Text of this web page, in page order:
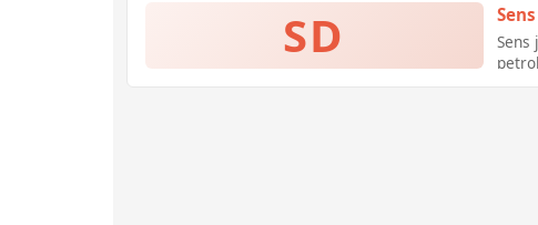
SD
Sens